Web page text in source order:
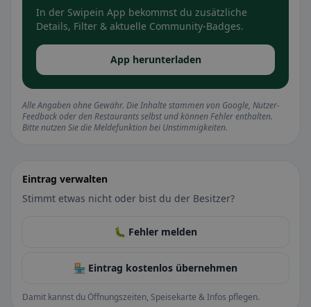
In der Swipein App bekommst du zusätzliche
Details, Filter & aktuelle Community-Badges.
App herunterladen
Alle Angaben ohne Gewähr. Die Inhalte stammen von Google, Nutzer-
Feedback oder den Restaurants selbst und können Fehler enthalten.
Bitte nutzen Sie die Meldefunktion bei Unstimmigkeiten.
Eintrag verwalten
Stimmt etwas nicht oder bist du der Besitzer?
🐛 Fehler melden
🏪 Eintrag kostenlos übernehmen
Damit kannst du Öffnungszeiten, Speisekarte & Infos pflegen.